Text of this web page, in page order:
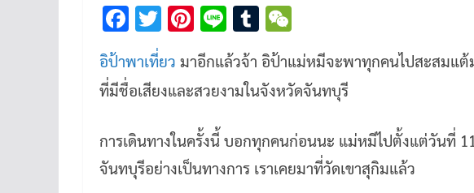
F
e
b
o
k
T
tt
er
Pi
nt
er
es
t
Li
n
e
T
u
m
bl
C
h
อิป้าพาเที่ยว มาอีกแล้วจ้า อิป้าแม่หมีจะพาทุกคนไปสะสมแ
ที่มีชื่อเสียงและสวยงามในจังหวัดจันทบุรี
การเดินทางในครั้งนี้ บอกทุกคนก่อนนะ แม่หมีไปตั้งแต่วันที่
จันทบุรีอย่างเป็นทางการ เราเคยมาที่วัดเขาสุกิมแล้ว